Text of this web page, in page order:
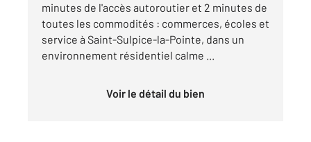
minutes de l'accès autoroutier et 2 minutes de
toutes les commodités : commerces, écoles et
service à Saint-Sulpice-la-Pointe, dans un
environnement résidentiel calme ...
Voir le détail du bien